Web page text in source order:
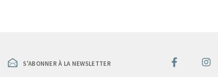
S'ABONNER À LA NEWSLETTER